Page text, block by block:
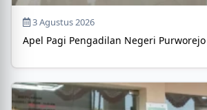
3 Agustus 2026
Apel Pagi Pengadilan Negeri Purworejo